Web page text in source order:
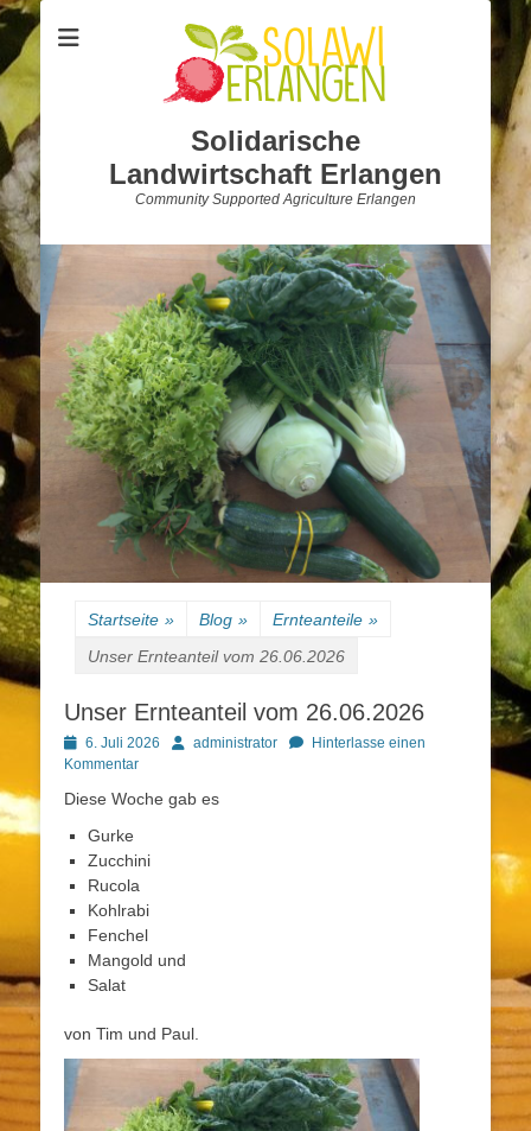
Solidarische
Landwirtschaft Erlangen
Community Supported Agriculture Erlangen
Startseite » Blog » Ernteanteile »
Unser Ernteanteil vom 26.06.2026
Unser Ernteanteil vom 26.06.2026
Posted
on
6. Juli 2026 Autoradministrator
Hinterlasse einen
Kommentar
Diese Woche gab es
Gurke
Zucchini
Rucola
Kohlrabi
Fenchel
Mangold und
Salat
von Tim und Paul.